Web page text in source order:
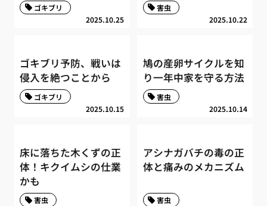
2025.10.25
ゴキブリ
2025.10.22
害虫
ゴキブリ予防、戦いは
侵入を絶つことから
2025.10.15
ゴキブリ
鳩の産卵サイクルを知
り一年中家を守る方法
2025.10.14
害虫
床に落ちた木くずの正
体！キクイムシの仕業
かも
害虫
アシナガバチの毒の正
体と痛みのメカニズム
害虫